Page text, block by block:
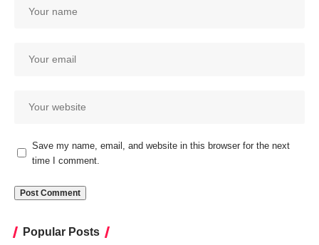
Save my name, email, and website in this browser for the next
time I comment.
Popular Posts